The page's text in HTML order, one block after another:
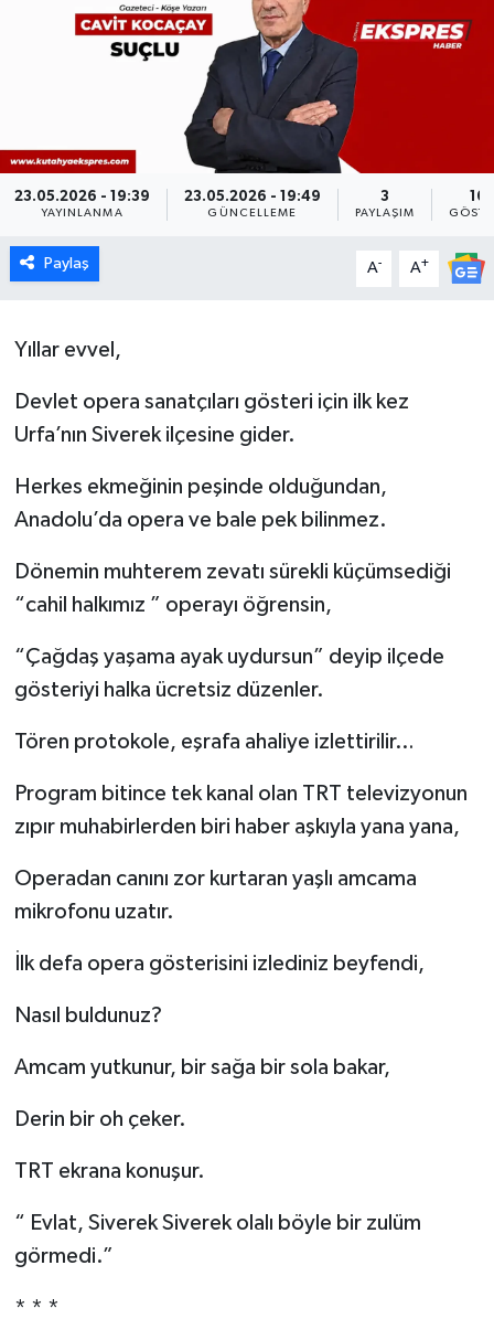
23.05.2026 - 19:39
YAYINLANMA
23.05.2026 - 19:49
GÜNCELLEME
3
PAYLAŞIM
165
Paylaş A- A+
Yıllar evvel,
Devlet opera sanatçıları gösteri için ilk kez
Urfa’nın Siverek ilçesine gider.
Herkes ekmeğinin peşinde olduğundan,
Anadolu’da opera ve bale pek bilinmez.
Dönemin muhterem zevatı sürekli küçümsediği
“cahil halkımız ” operayı öğrensin,
“Çağdaş yaşama ayak uydursun” deyip ilçede
gösteriyi halka ücretsiz düzenler.
Tören protokole, eşrafa ahaliye izlettirilir…
Program bitince tek kanal olan TRT televizyonun
zıpır muhabirlerden biri haber aşkıyla yana yana,
Operadan canını zor kurtaran yaşlı amcama
mikrofonu uzatır.
İlk defa opera gösterisini izlediniz beyfendi,
Nasıl buldunuz?
Amcam yutkunur, bir sağa bir sola bakar,
Derin bir oh çeker.
TRT ekrana konuşur.
“ Evlat, Siverek Siverek olalı böyle bir zulüm
görmedi.”
* * *
Dünya
Ekonomi
Emet
Foto Galeri
Gündem
Hisarcık
Köşe Yazıları
Kültür Sanat
Otomobil
Pazarlar
Sağlık
Şaphane
Simav